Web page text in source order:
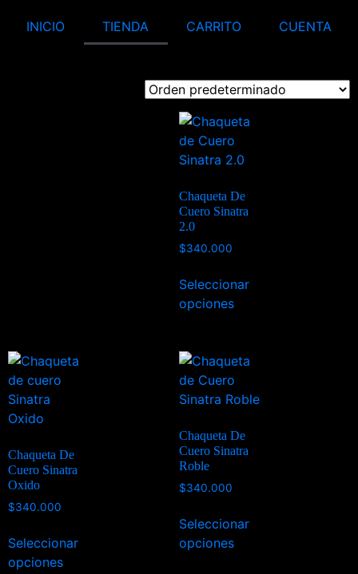
INICIO TIENDA CARRITO CUENTA
Chaqueta De
Cuero Sinatra
2.0
$340.000
Seleccionar
opciones
Chaqueta De
Cuero Sinatra
Oxido
$340.000
Seleccionar
opciones
Chaqueta De
Cuero Sinatra
Roble
$340.000
Seleccionar
opciones